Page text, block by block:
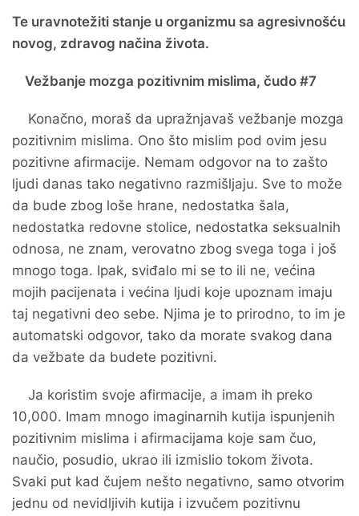
Te uravnotežiti stanje u organizmu sa agresivnošću
novog, zdravog načina života.
Vežbanje mozga pozitivnim mislima, čudo #7
Konačno, moraš da upražnjavaš vežbanje mozga
pozitivnim mislima. Ono što mislim pod ovim jesu
pozitivne afirmacije. Nemam odgovor na to zašto
ljudi danas tako negativno razmišljaju. Sve to može
da bude zbog loše hrane, nedostatka šala,
nedostatka redovne stolice, nedostatka seksualnih
odnosa, ne znam, verovatno zbog svega toga i još
mnogo toga. Ipak, sviđalo mi se to ili ne, većina
mojih pacijenata i većina ljudi koje upoznam imaju
taj negativni deo sebe. Njima je to prirodno, to im je
automatski odgovor, tako da morate svakog dana
da vežbate da budete pozitivni.
Ja koristim svoje afirmacije, a imam ih preko
10,000. Imam mnogo imaginarnih kutija ispunjenih
pozitivnim mislima i afirmacijama koje sam čuo,
naučio, posudio, ukrao ili izmislio tokom života.
Svaki put kad čujem nešto negativno, samo otvorim
jednu od nevidljivih kutija i izvučem pozitivnu